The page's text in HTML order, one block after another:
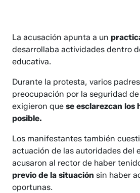
La acusación apunta a un
desarrollaba actividades dentro
educativa.
Durante la protesta, varios
preocupación por la seguridad
exigieron quese esclarezcan los
posible.
Los manifestantes también
actuación de las autoridades del
acusaron al rector de haber
previo de la situación sin haber
oportunas.